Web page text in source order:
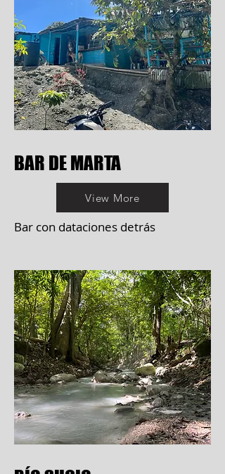
BAR DE MARTA
View More
Bar con dataciones detrás